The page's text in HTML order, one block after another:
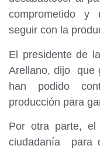
comprometido y
seguir con la
El presidente de
Arellano, dijo que
han podido
producción para
Por otra parte,
ciudadanía para